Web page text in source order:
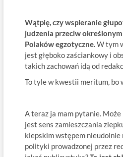
Wątpię, czy wspieranie
judzenia przeciw
Polaków egzotyczne.W tym
jest głęboko zaściankowy i
takich zachowań idą od
To tyle w kwestii meritum, bo
A teraz ja mam pytanie.
jest sens zamieszczania
kiepskim wstępem nieudolnie
polityki prowadzonej przez